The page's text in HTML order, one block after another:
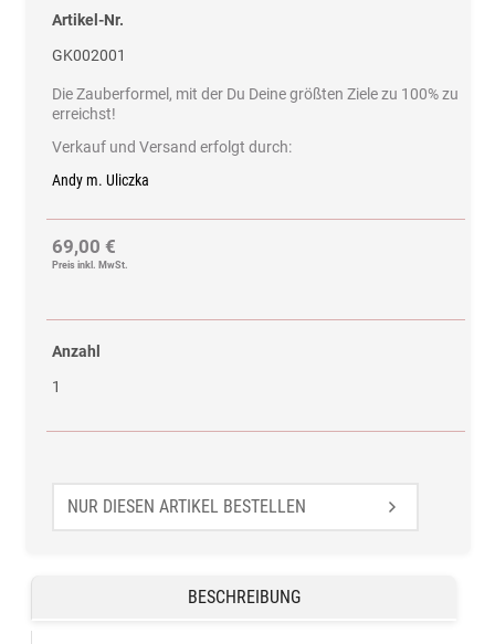
Artikel-Nr.
GK002001
Die Zauberformel, mit der Du Deine größten Ziele zu 100% zu
erreichst!
Verkauf und Versand erfolgt durch:
Andy m. Uliczka
69,00 €
Preis inkl. MwSt.
Anzahl
1
BESCHREIBUNG